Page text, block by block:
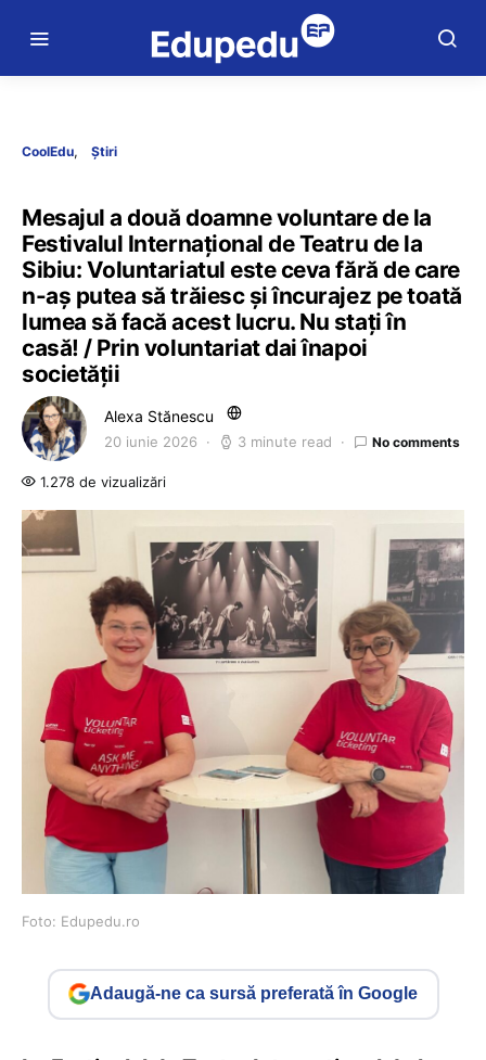
CoolEdu Știri
Mesajul a două doamne voluntare de la
Festivalul Internațional de Teatru de la
Sibiu: Voluntariatul este ceva fără de care
n-aș putea să trăiesc și încurajez pe toată
lumea să facă acest lucru. Nu stați în
casă! / Prin voluntariat dai înapoi
societății
Alexa Stănescu
20 iunie 2026 3 minute read No comments
1.278 de vizualizări
Foto: Edupedu.ro
Adaugă-ne ca sursă preferată în Google